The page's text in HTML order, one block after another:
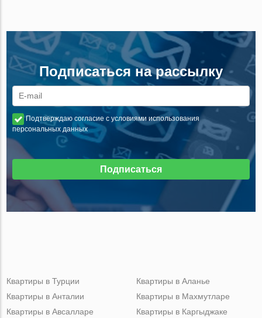
Подписаться на рассылку
Подтверждаю согласие с условиями использования
персональных данных
Подписаться
Квартиры в Турции
Квартиры в Анталии
Квартиры в Авсалларе
Квартиры в Аланье
Квартиры в Махмутларе
Квартиры в Каргыджаке